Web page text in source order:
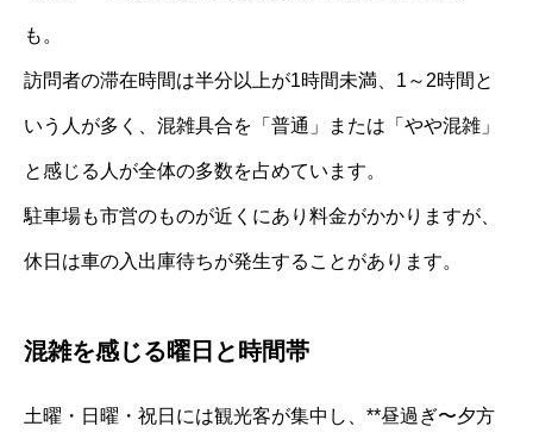
も。
訪問者の滞在時間は半分以上が1時間未満、1～2時間と
いう人が多く、混雑具合を「普通」または「やや混雑」
と感じる人が全体の多数を占めています。
駐車場も市営のものが近くにあり料金がかかりますが、
休日は車の入出庫待ちが発生することがあります。
混雑を感じる曜日と時間帯
土曜・日曜・祝日には観光客が集中し、**昼過ぎ〜夕方